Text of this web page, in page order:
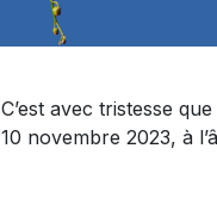
C’est avec tristesse
10 novembre 2023, à